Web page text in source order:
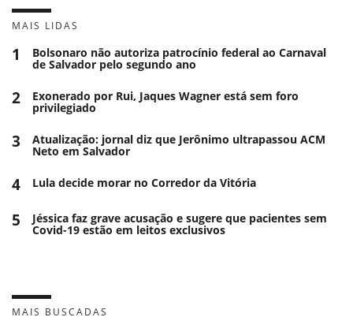
MAIS LIDAS
1 Bolsonaro não autoriza patrocínio federal ao Carnaval
de Salvador pelo segundo ano
2 Exonerado por Rui, Jaques Wagner está sem foro
privilegiado
3 Atualização: jornal diz que Jerônimo ultrapassou ACM
Neto em Salvador
4 Lula decide morar no Corredor da Vitória
5 Jéssica faz grave acusação e sugere que pacientes sem
Covid-19 estão em leitos exclusivos
MAIS BUSCADAS